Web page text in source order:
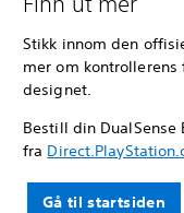
Stikk innom den
mer om
designet.
Bestill din
fra
Gå til startsiden